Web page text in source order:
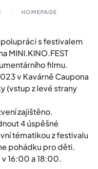
HOMEPAGE
s festivalem
MINI.KINO.FEST
filmu.
v Kavárně Caupona
(vstup z levé strany
zajištěno.
4 úspěšné
tématikou z festivalu
pohádku pro děti.
v 16:00 a 18:00.